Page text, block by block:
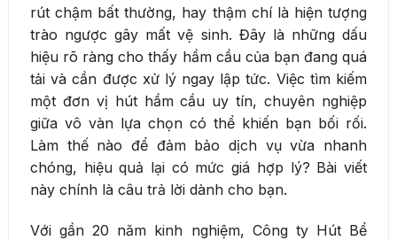
rút chậm bất thường, hay thậm chí là hiện tượng
trào ngược gây mất vệ sinh. Đây là những dấu
hiệu rõ ràng cho thấy hầm cầu của bạn đang quá
tải và cần được xử lý ngay lập tức. Việc tìm kiếm
một đơn vị hút hầm cầu uy tín, chuyên nghiệp
giữa vô vàn lựa chọn có thể khiến bạn bối rối.
Làm thế nào để đảm bảo dịch vụ vừa nhanh
chóng, hiệu quả lại có mức giá hợp lý? Bài viết
này chính là câu trả lời dành cho bạn.
Với gần 20 năm kinh nghiệm, Công ty Hút Bể